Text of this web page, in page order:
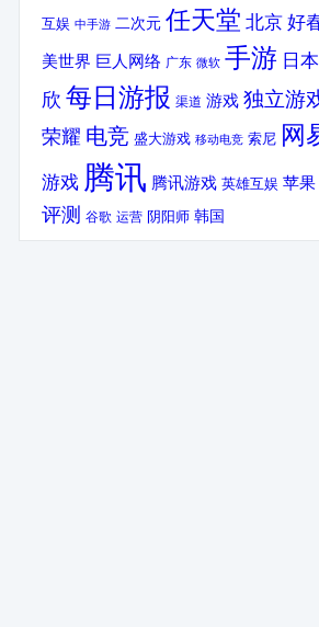
互娱 中手游 二次元 任天堂 北京 好
美世界 巨人网络 广东 微软 手游 日本
欣 每日游报 渠道 游戏 独立游
荣耀 电竞 盛大游戏 移动电竞 索尼 网
游戏 腾讯 腾讯游戏 英雄互娱 苹果
评测 谷歌 运营 阴阳师 韩国